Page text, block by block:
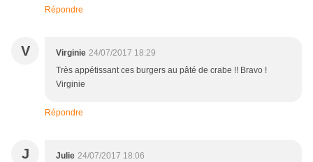
Répondre
V Virginie 24/07/2017 18:29
Très appétissant ces burgers au pâté de crabe !! Bravo !
Virginie
Répondre
J Julie 24/07/2017 18:06